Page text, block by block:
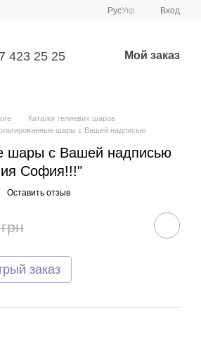
РусУкр Вход
423 25 25 Мой заказ
Каталог гелиевих шаров
шары с Вашей надписью
шары с Вашей надписью
София!!!"
Оставить отзыв
заказ